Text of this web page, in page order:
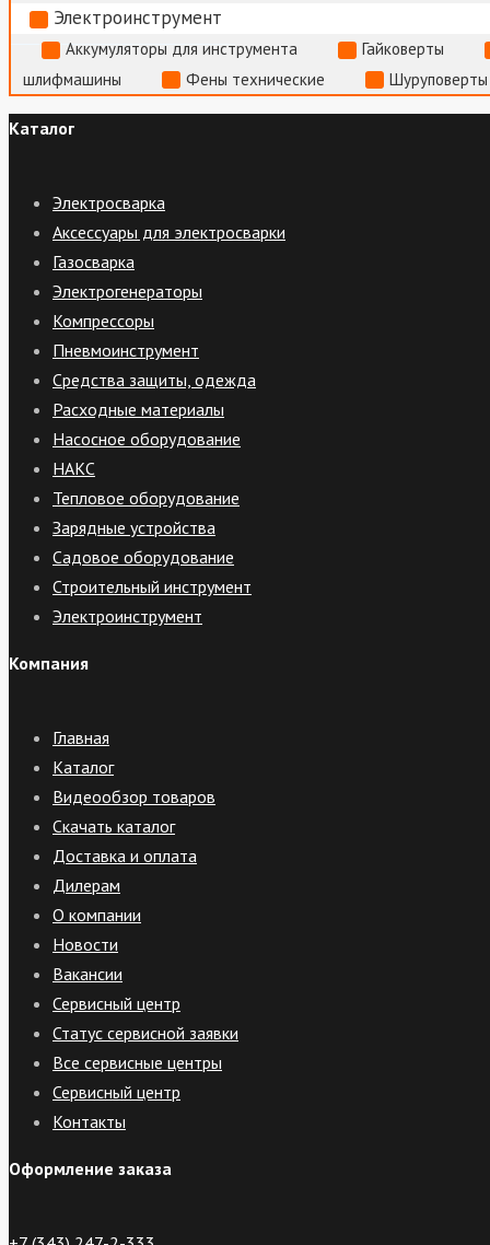
Электроинструмент
Аккумуляторы для инструмента
Гайковерты
шлифмашины
Фены технические
Каталог
Электросварка
Аксессуары для электросварки
Газосварка
Электрогенераторы
Компрессоры
Пневмоинструмент
Средства защиты, одежда
Расходные материалы
Насосное оборудование
НАКС
Тепловое оборудование
Зарядные устройства
Садовое оборудование
Строительный инструмент
Электроинструмент
Компания
Главная
Каталог
Видеообзор товаров
Скачать каталог
Доставка и оплата
Дилерам
О компании
Новости
Вакансии
Сервисный центр
Статус сервисной заявки
Все сервисные центры
Сервисный центр
Контакты
Оформление заказа